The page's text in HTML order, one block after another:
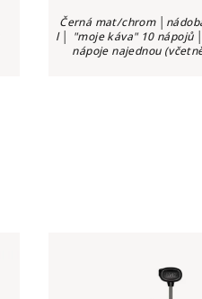
Černá mat/chrom
l │ "moje káva" 10 nápojů
nápoje najednou